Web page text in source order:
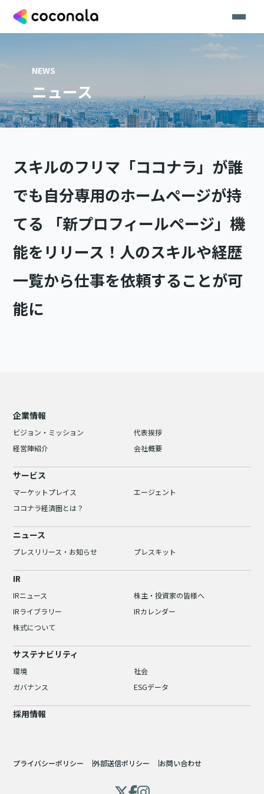
NEWS
ニュース
スキルのフリマ「ココナラ」が誰
でも自分専用のホームページが持
てる 「新プロフィールページ」機
能をリリース！人のスキルや経歴
一覧から仕事を依頼することが可
能に
企業情報
ビジョン・ミッション
代表挨拶
経営陣紹介
会社概要
サービス
マーケットプレイス
エージェント
ココナラ経済圏とは？
ニュース
プレスリリース・お知らせ プレスキット
IR
IRニュース
株主・投資家の皆様へ
IRライブラリー
IRカレンダー
株式について
サステナビリティ
環境
社会
ガバナンス
ESGデータ
採用情報
プライバシーポリシー 外部送信ポリシー お問い合わせ